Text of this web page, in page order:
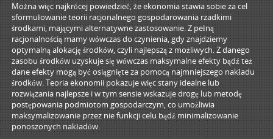
Można więc najkrócej powiedzieć, że ekonomia stawia sobie za cel
sformułowanie teorii racjonalnego gospodarowania rzadkimi
środkami, mającymi alternatywne zastosowanie. Z pełną
racjonalnością mamy wówczas do czynienia, gdy znajdziemy
optymalną alokację środków, czyli najlepszą z możliwych. Z danego
zasobu środków uzyskuje się wówczas maksymalne efekty bądź też
dane efekty mogą być osiągnięte za pomocą najmniejszego nakładu
środków. Teoria ekonomii pokazuje więc stany idealne lub
rozwiązania najlepsze i w tym sensie wskazuje drogę lub metodę
postępowania podmiotom gospodarczym, co umożliwia
maksymalizowanie przez nie funkcji celu bądź minimalizowanie
ponoszonych nakładów.